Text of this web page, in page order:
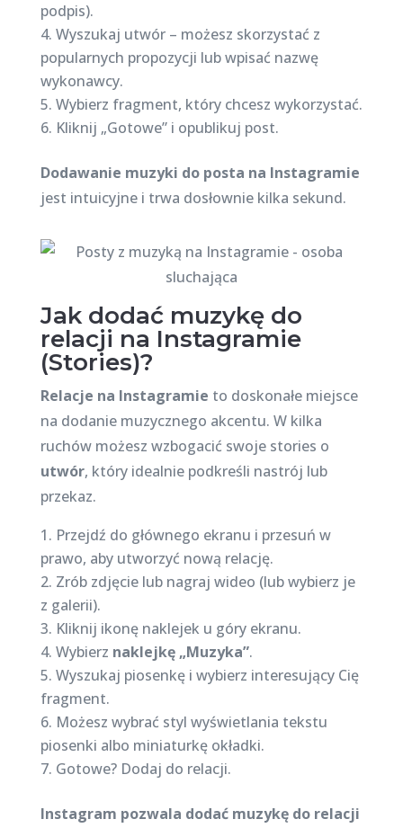
podpis).
Wyszukaj utwór – możesz skorzystać z
popularnych propozycji lub wpisać nazwę
wykonawcy.
Wybierz fragment, który chcesz wykorzystać.
Kliknij „Gotowe” i opublikuj post.
Dodawanie muzyki do posta na Instagramie
jest intuicyjne i trwa dosłownie kilka sekund.
Jak dodać muzykę do
relacji na Instagramie
(Stories)?
Relacje na Instagramie to doskonałe miejsce
na dodanie muzycznego akcentu. W kilka
ruchów możesz wzbogacić swoje stories o
utwór, który idealnie podkreśli nastrój lub
przekaz.
Przejdź do głównego ekranu i przesuń w
prawo, aby utworzyć nową relację.
Zrób zdjęcie lub nagraj wideo (lub wybierz je
z galerii).
Kliknij ikonę naklejek u góry ekranu.
Wybierz naklejkę „Muzyka”.
Wyszukaj piosenkę i wybierz interesujący Cię
fragment.
Możesz wybrać styl wyświetlania tekstu
piosenki albo miniaturkę okładki.
Gotowe? Dodaj do relacji.
Instagram pozwala dodać muzykę do relacji